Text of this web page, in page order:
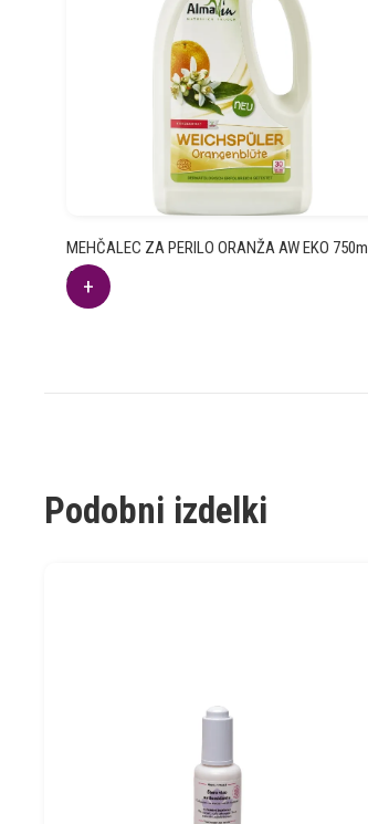
MEHČALEC ZA PERILO ORANŽA AW EKO 750ml
4.04
€
Podobni izdelki